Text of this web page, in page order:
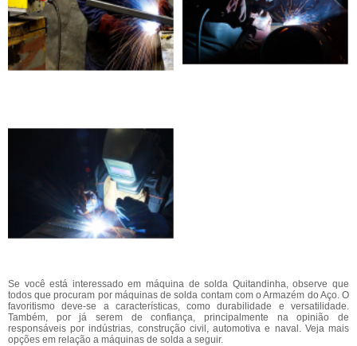
Se você está interessado em máquina de solda Quitandinha, observe que
todos que procuram por máquinas de solda contam com o Armazém do Aço. O
favoritismo deve-se a características, como durabilidade e versatilidade.
Também, por já serem de confiança, principalmente na opinião de
responsáveis por indústrias, construção civil, automotiva e naval. Veja mais
opções em relação a máquinas de solda a seguir.